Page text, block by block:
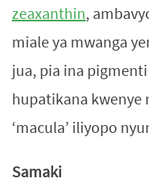
zeaxanthin,
miale ya mwanga
jua, pia ina
hupatikana kwenye
‘macula’ iliyopo
Samaki